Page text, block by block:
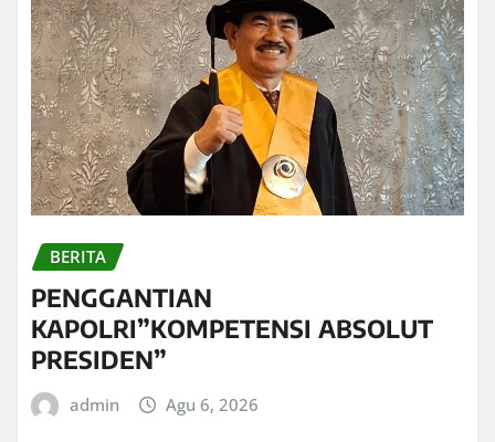
BERITA
PENGGANTIAN
KAPOLRI”KOMPETENSI ABSOLUT
PRESIDEN”
admin Agu 6, 2026